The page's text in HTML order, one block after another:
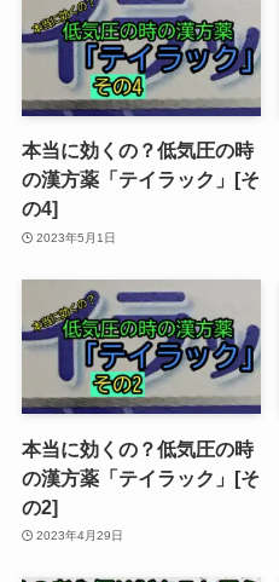
本当に効くの？低気圧の時
の漢方薬「テイラック」[そ
の4]
2023年5月1日
本当に効くの？低気圧の時
の漢方薬「テイラック」[そ
の2]
2023年4月29日